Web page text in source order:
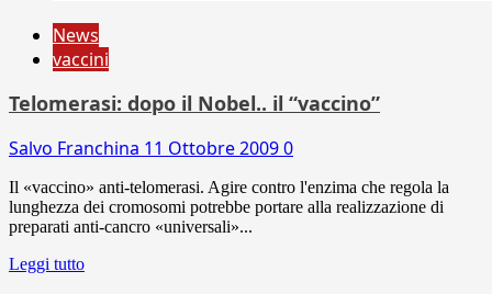
News
vaccini
Telomerasi: dopo il Nobel.. il “vaccino”
Salvo Franchina 11 Ottobre 20090
Il «vaccino» anti-telomerasi. Agire contro l'enzima che regola la
lunghezza dei cromosomi potrebbe portare alla realizzazione di
preparati anti-cancro «universali»...
Leggi tutto